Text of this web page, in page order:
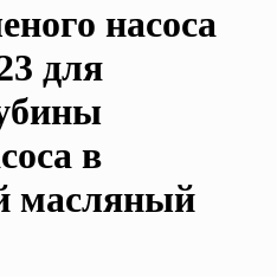
насоса
для
в
масляный